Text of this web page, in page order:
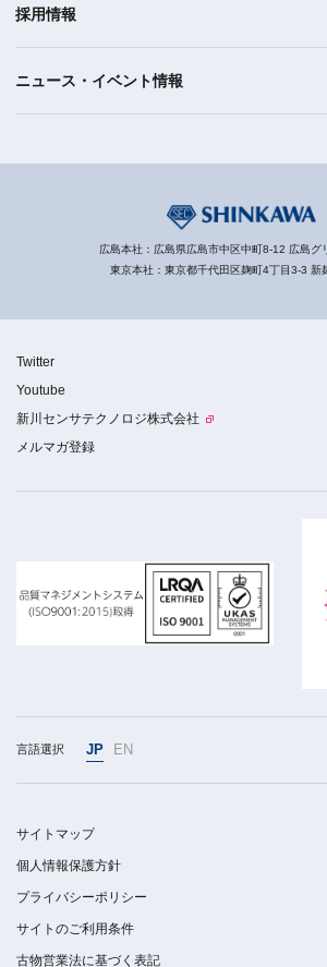
採用情報
ニュース・イベント情報
広島本社：広島県広島市中区中町8-12 広島グ
東京本社：東京都千代田区麹町4丁目3-3 新
Twitter
Youtube
新川センサテクノロジ株式会社
メルマガ登録
言語選択 JP EN
サイトマップ
個人情報保護方針
プライバシーポリシー
サイトのご利用条件
古物営業法に基づく表記